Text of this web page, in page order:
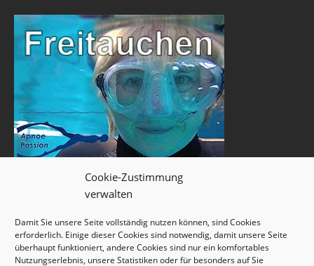
Cookie-Zustimmung
verwalten
Damit Sie unsere Seite vollständig nutzen können, sind Cookies
erforderlich. Einige dieser Cookies sind notwendig, damit unsere Seite
überhaupt funktioniert, andere Cookies sind nur ein komfortables
Nutzungserlebnis, unsere Statistiken oder für besonders auf Sie